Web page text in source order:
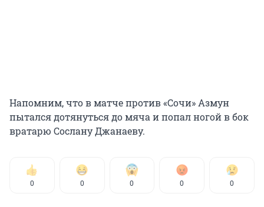
Напомним, что в матче против «Сочи» Азмун
пытался дотянуться до мяча и попал ногой в бок
вратарю Сослану Джанаеву.
0 0 0 0 0